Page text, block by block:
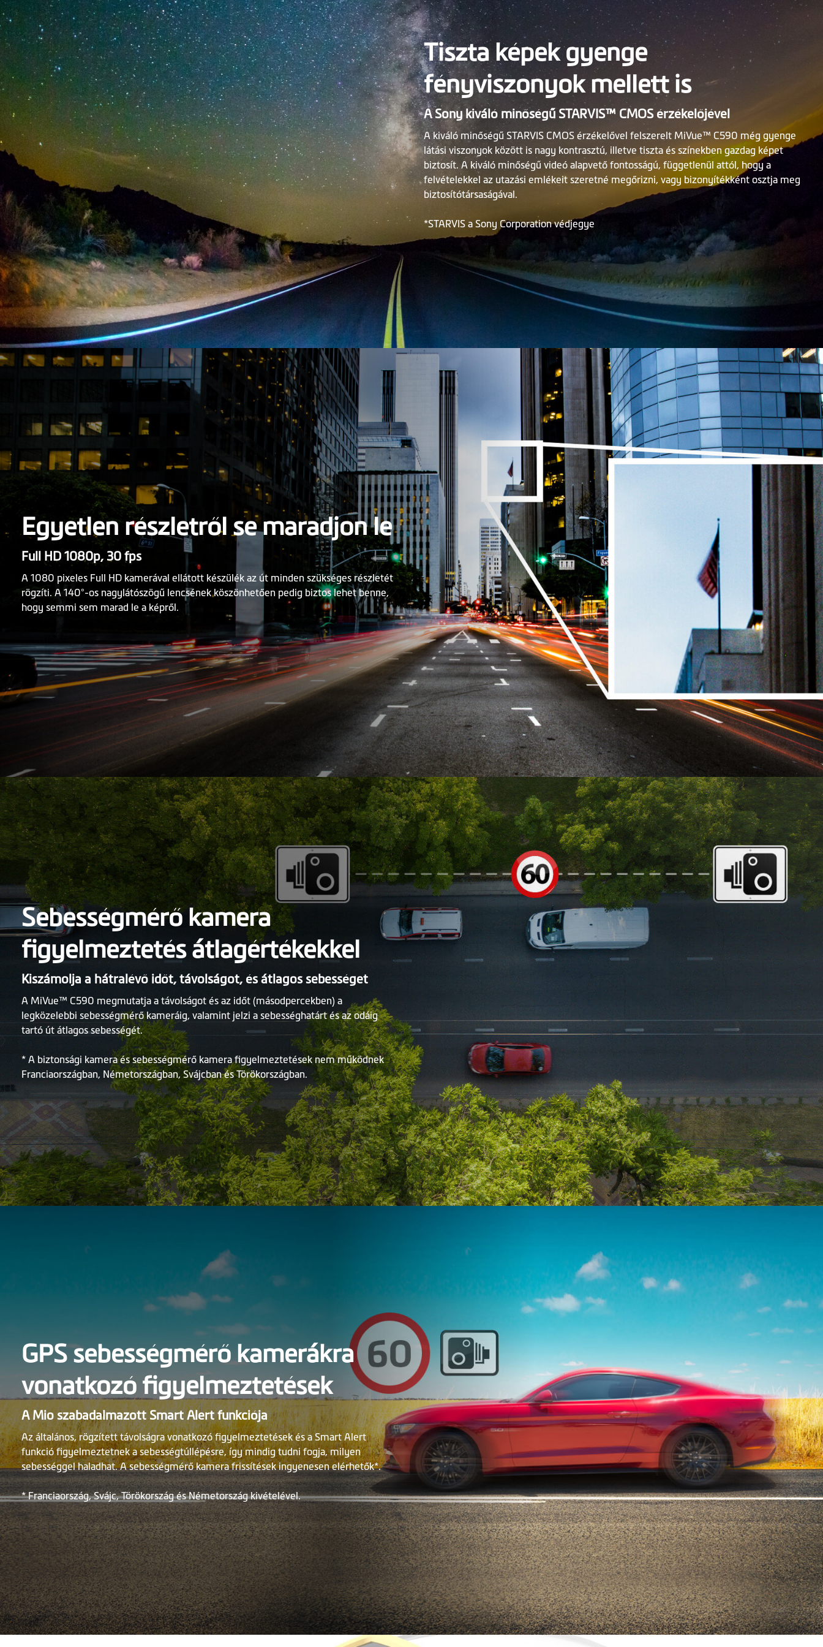
Tiszta képek gyenge
fényviszonyok mellett is
A Sony kiváló minőségű STARVIS™ CMOS érzékelőjével
A kiváló minőségű STARVIS CMOS érzékelővel felszerelt MiVue™ C590 még gyenge
látási viszonyok között is nagy kontrasztú, illetve tiszta és színekben gazdag képet
biztosít. A kiváló minőségű videó alapvető fontosságú, függetlenül attól, hogy a
felvételekkel az utazási emlékeit szeretné megőrizni, vagy bizonyítékként osztja meg
biztosítótársaságával.
*STARVIS a Sony Corporation védjegye
Egyetlen részletről se maradjon le
Full HD 1080p, 30 fps
A 1080 pixeles Full HD kamerával ellátott készülék az út minden szükséges részletét
rögzíti. A 140°-os nagylátószögű lencsének köszönhetően pedig biztos lehet benne,
hogy semmi sem marad le a képről.
Sebességmérő kamera
figyelmeztetés átlagértékekkel
Kiszámolja a hátralévő időt, távolságot, és átlagos sebességet
A MiVue™ C590 megmutatja a távolságot és az időt (másodpercekben) a
legközelebbi sebességmérő kameráig, valamint jelzi a sebességhatárt és az odáig
tartó út átlagos sebességét.
* A biztonsági kamera és sebességmérő kamera figyelmeztetések nem működnek
Franciaországban, Németországban, Svájcban és Törökországban.
GPS sebességmérő kamerákra
vonatkozó figyelmeztetések
A Mio szabadalmazott Smart Alert funkciója
Az általános, rögzített távolságra vonatkozó figyelmeztetések és a Smart Alert
funkció figyelmeztetnek a sebességtúllépésre, így mindig tudni fogja, milyen
sebességgel haladhat. A sebességmérő kamera frissítések ingyenesen elérhetők*.
* Franciaország, Svájc, Törökország és Németország kivételével.